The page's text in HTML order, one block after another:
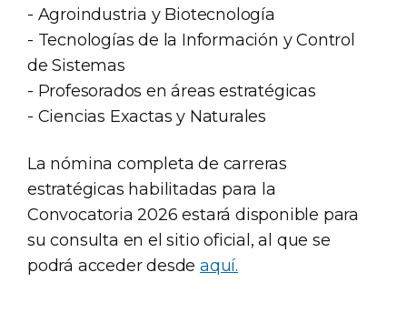
- Agroindustria y Biotecnología
- Tecnologías de la Información y Control
de Sistemas
- Profesorados en áreas estratégicas
- Ciencias Exactas y Naturales
La nómina completa de carreras
estratégicas habilitadas para la
Convocatoria 2026 estará disponible para
su consulta en el sitio oficial, al que se
podrá acceder desdeaquí.